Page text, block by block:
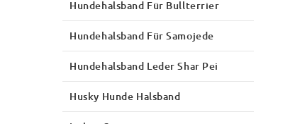
Hundehalsband Für Bullterrier
Hundehalsband Für Samojede
Hundehalsband Leder Shar Pei
Husky Hunde Halsband